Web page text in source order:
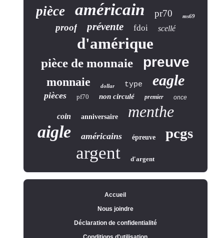
pièce américain pr70 ms69
proof prévente fdoi scellé
d'amérique
pièce de monnaie preuve
monnaie dollar type eagle
pièces pf70 non circulé premier once
coin anniversaire menthe
aigle américains épreuve pcgs
argent d'argent
Accueil
Nous joindre
Déclaration de confidentialité